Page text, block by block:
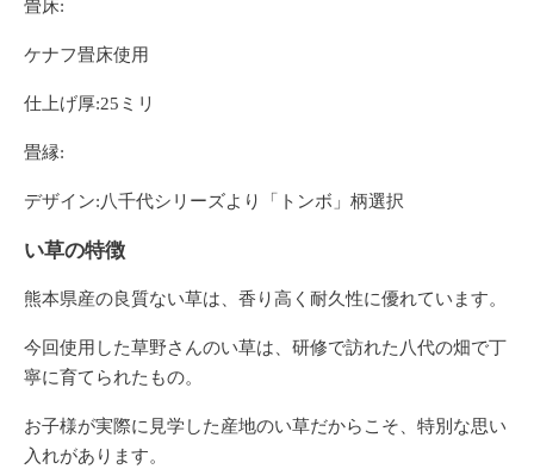
畳床:
ケナフ畳床使用
仕上げ厚:25ミリ
畳縁:
デザイン:八千代シリーズより「トンボ」柄選択
い草の特徴
熊本県産の良質ない草は、香り高く耐久性に優れています。
今回使用した草野さんのい草は、研修で訪れた八代の畑で丁
寧に育てられたもの。
お子様が実際に見学した産地のい草だからこそ、特別な思い
入れがあります。